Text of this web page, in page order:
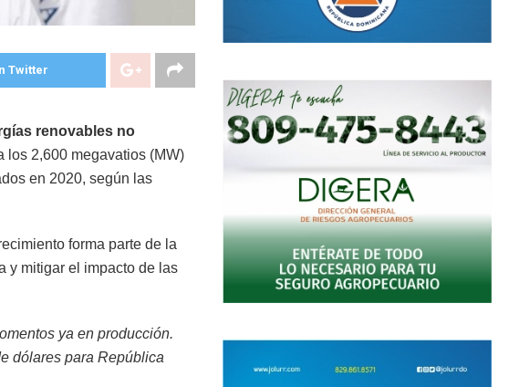
Twitter
renovables no
los 2,600 megavatios (MW)
en 2020, según las
forma parte de la
y mitigar el impacto de las
ya en producción.
dólares para República